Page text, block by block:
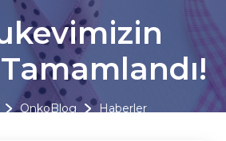
OnkoBlog Haberler